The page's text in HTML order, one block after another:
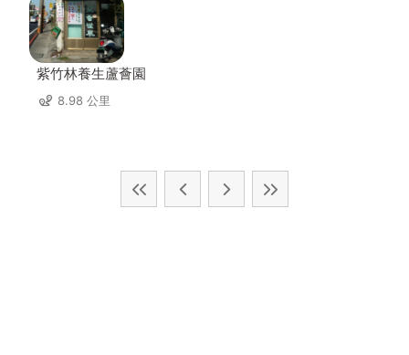
紫竹林養生蘆薈園
8.98 公里